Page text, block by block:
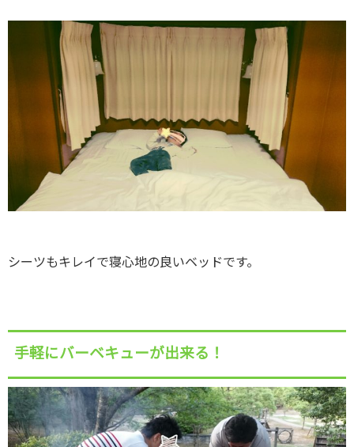
シーツもキレイで寝心地の良いベッドです。
手軽にバーベキューが出来る！